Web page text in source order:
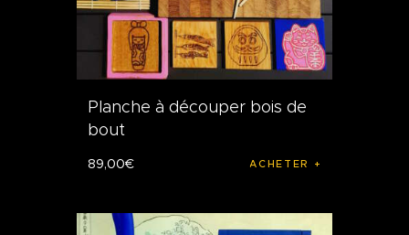
Planche à découper bois de
bout
89,00€ ACHETER